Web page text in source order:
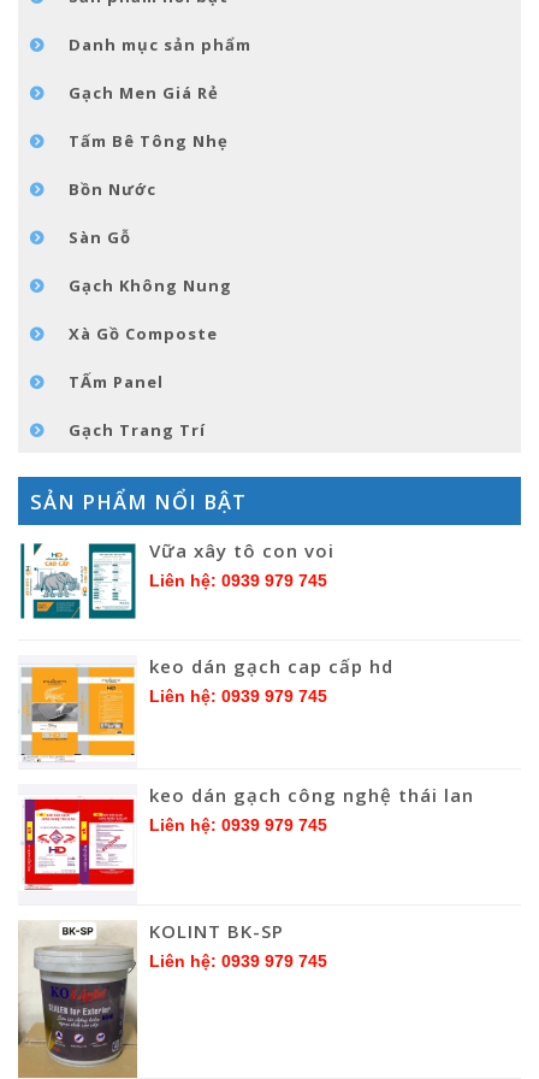
LIÊN HỆDanh mục sản phẩm
Gạch Men Giá Rẻ
Tấm Bê Tông Nhẹ
Bồn Nước
Sàn Gỗ
Gạch Không Nung
Xà Gồ Composte
TẤm Panel
Gạch Trang Trí
SẢN PHẨM NỔI BẬT
Vữa xây tô con voi
Liên hệ: 0939 979 745
keo dán gạch cap cấp hd
Liên hệ: 0939 979 745
keo dán gạch công nghệ thái lan
Liên hệ: 0939 979 745
KOLINT BK-SP
Liên hệ: 0939 979 745